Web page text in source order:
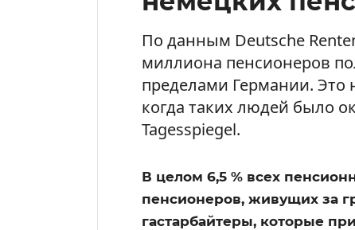
По данным Deutsche
миллиона пенсионеров
пределами Германии. Это
когда таких людей было
Tagesspiegel.
В целом 6,5 % всех
пенсионеров, живущих за
гастарбайтеры, которые